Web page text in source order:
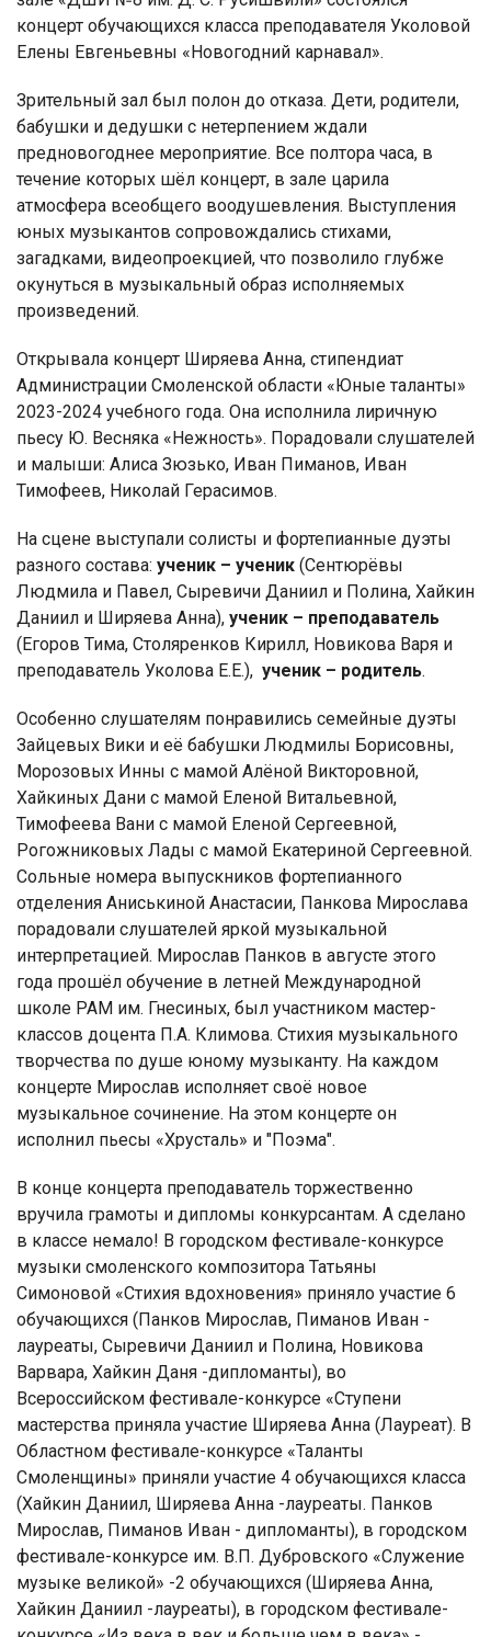
концерт обучающихся класса преподавателя Уколовой
Елены Евгеньевны «Новогодний карнавал».
Зрительный зал был полон до отказа. Дети, родители,
бабушки и дедушки с нетерпением ждали
предновогоднее мероприятие. Все полтора часа, в
течение которых шёл концерт, в зале царила
атмосфера всеобщего воодушевления. Выступления
юных музыкантов сопровождались стихами,
загадками, видеопроекцией, что позволило глубже
окунуться в музыкальный образ исполняемых
произведений.
Открывала концерт Ширяева Анна, стипендиат
Администрации Смоленской области «Юные таланты»
2023-2024 учебного года. Она исполнила лиричную
пьесу Ю. Весняка «Нежность». Порадовали слушателей
и малыши: Алиса Зюзько, Иван Пиманов, Иван
Тимофеев, Николай Герасимов.
На сцене выступали солисты и фортепианные дуэты
разного состава: ученик – ученик (Сентюрёвы
Людмила и Павел, Сыревичи Даниил и Полина, Хайкин
Даниил и Ширяева Анна), ученик – преподаватель
(Егоров Тима, Столяренков Кирилл, Новикова Варя и
преподаватель Уколова Е.Е.), ученик – родитель.
Особенно слушателям понравились семейные дуэты
Зайцевых Вики и её бабушки Людмилы Борисовны,
Морозовых Инны с мамой Алёной Викторовной,
Хайкиных Дани с мамой Еленой Витальевной,
Тимофеева Вани с мамой Еленой Сергеевной,
Рогожниковых Лады с мамой Екатериной Сергеевной.
Сольные номера выпускников фортепианного
отделения Аниськиной Анастасии, Панкова Мирослава
порадовали слушателей яркой музыкальной
интерпретацией. Мирослав Панков в августе этого
года прошёл обучение в летней Международной
школе РАМ им. Гнесиных, был участником мастер-
классов доцента П.А. Климова. Стихия музыкального
творчества по душе юному музыканту. На каждом
концерте Мирослав исполняет своё новое
музыкальное сочинение. На этом концерте он
исполнил пьесы «Хрусталь» и "Поэма".
В конце концерта преподаватель торжественно
вручила грамоты и дипломы конкурсантам. А сделано
в классе немало! В городском фестивале-конкурсе
музыки смоленского композитора Татьяны
Симоновой «Стихия вдохновения» приняло участие 6
обучающихся (Панков Мирослав, Пиманов Иван -
лауреаты, Сыревичи Даниил и Полина, Новикова
Варвара, Хайкин Даня -дипломанты), во
Всероссийском фестивале-конкурсе «Ступени
мастерства приняла участие Ширяева Анна (Лауреат). В
Областном фестивале-конкурсе «Таланты
Смоленщины» приняли участие 4 обучающихся класса
(Хайкин Даниил, Ширяева Анна -лауреаты. Панков
Мирослав, Пиманов Иван - дипломанты), в городском
фестивале-конкурсе им. В.П. Дубровского «Служение
музыке великой» -2 обучающихся (Ширяева Анна,
Хайкин Даниил -лауреаты), в городском фестивале-